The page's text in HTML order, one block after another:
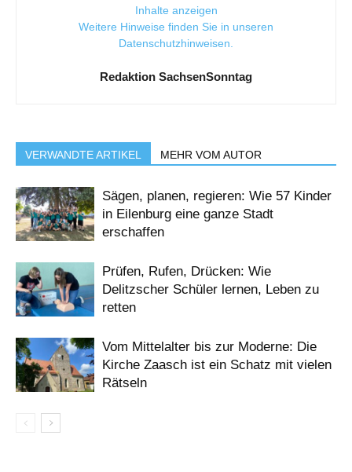
Inhalte anzeigen
Weitere Hinweise finden Sie in unseren
Datenschutzhinweisen
Redaktion SachsenSonntag
VERWANDTE ARTIKEL MEHR VOM AUTOR
Sägen, planen, regieren: Wie 57 Kinder
in Eilenburg eine ganze Stadt
erschaffen
Prüfen, Rufen, Drücken: Wie
Delitzscher Schüler lernen, Leben zu
retten
Vom Mittelalter bis zur Moderne: Die
Kirche Zaasch ist ein Schatz mit vielen
Rätseln